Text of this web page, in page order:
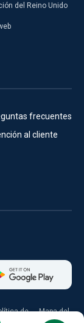
del Reino Unido
frecuentes
al cliente
de
Mapa del